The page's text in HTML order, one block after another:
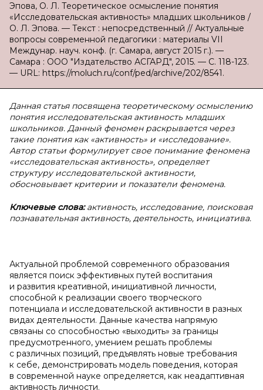
Эпова, О. Л. Теоретическое осмысление понятия
«Исследовательская активность» младших школьников /
О. Л. Эпова. — Текст : непосредственный // Актуальные
вопросы современной педагогики : материалы VII
Междунар. науч. конф. (г. Самара, август 2015 г.). —
Самара : ООО "Издательство АСГАРД", 2015. — С. 118-123.
— URL: https://moluch.ru/conf/ped/archive/202/8541.
Данная статья посвящена теоретическому осмыслению
понятия исследовательская активность младших
школьников. Данный феномен раскрывается через
такие понятия как «активность» и «исследование».
Автор статьи формулирует свое понимание феномена
«исследовательская активность», определяет
структуру исследовательской активности,
обосновывает критерии и показатели феномена.
Ключевые слова: активность, исследование, поисковая
познавательная активность, деятельность, инициатива.
Актуальной проблемой современного образования
является поиск эффективных путей воспитания
и развития креативной, инициативной личности,
способной к реализации своего творческого
потенциала и исследовательской активности в разных
видах деятельности. Данные качества напрямую
связаны со способностью «выходить» за границы
предусмотренного, умением решать проблемы
с различных позиций, предъявлять новые требования
к себе, демонстрировать модель поведения, которая
в современной науке определяется, как неадаптивная
активность личности.